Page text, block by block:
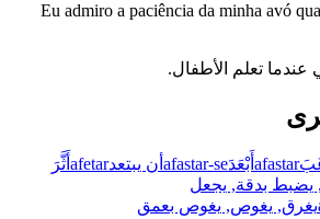
Eu admiro a paciência da minha avó
تعلم الأطفال.
afastar أَبْعَدَafastar-se أن يبتعدafetar أَثَّرَ
يضبط بدقة, يجعل
يغرق, يغوص, يغوص بعمق